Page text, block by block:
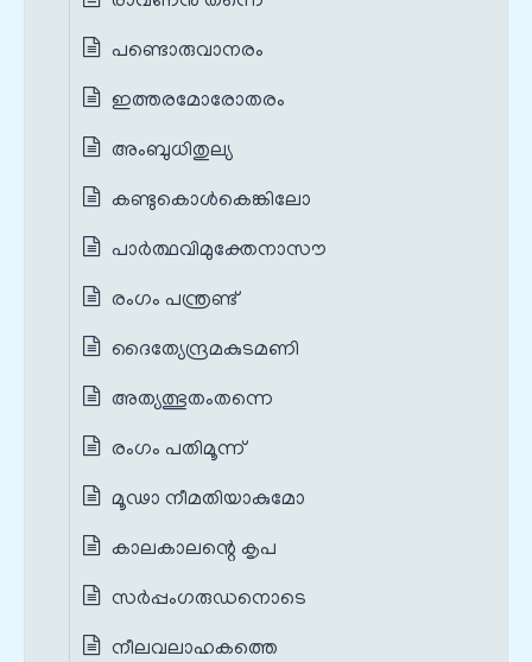
പണ്ടൊരുവാനരം
ഇത്തരമോരോതരം
അംബുധിതുല്യ
കണ്ടുകൊള്‍കെങ്കിലോ
പാർത്ഥവിമുക്തേനാസൗ
രംഗം പന്ത്രണ്ട്‌
ദൈത്യേന്ദ്രമകുടമണി
അത്യത്ഭുതംതന്നെ
രംഗം പതിമൂന്ന്
മൂഢാ നീമതിയാകുമോ
കാലകാലന്റെ കൃപ
സർപ്പംഗരുഡനൊടെ
നീലവലാഹകത്തെ